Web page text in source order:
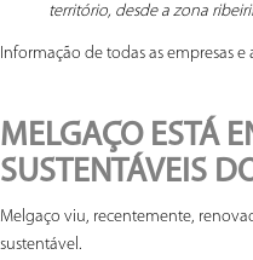
território, desde a zona
Informação de todas as empresas
MELGAÇO ESTÁ
SUSTENTÁVEIS
Melgaço viu, recentemente,
sustentável.